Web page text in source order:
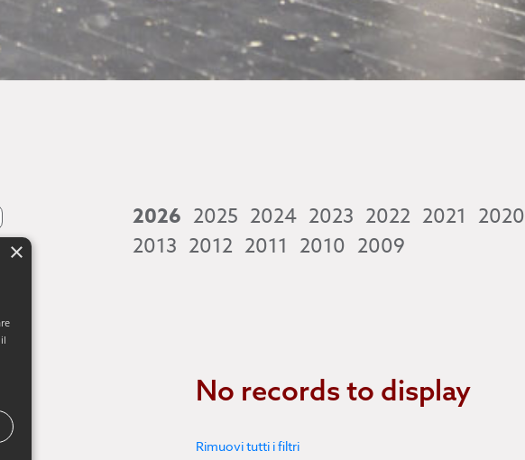
2026 2025 2024 2023 2022 2021 2020
2013 2012 2011 2010 2009
No records to display
Rimuovi tutti i filtri
×